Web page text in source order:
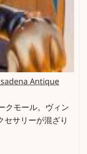
Antique
クモール。ヴィン
サリーが混ざり